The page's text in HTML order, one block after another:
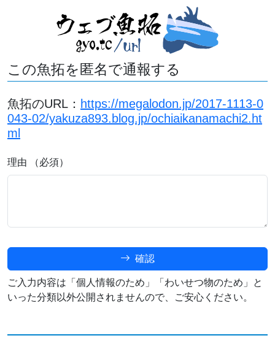
この魚拓を匿名で通報する
魚拓のURL： https://megalodon.jp/2017-1113-0
043-02/yakuza893.blog.jp/ochiaikanamachi2.ht
ml
理由 （必須）
確認
ご入力内容は「個人情報のため」「わいせつ物のため」と
いった分類以外公開されませんので、ご安心ください。